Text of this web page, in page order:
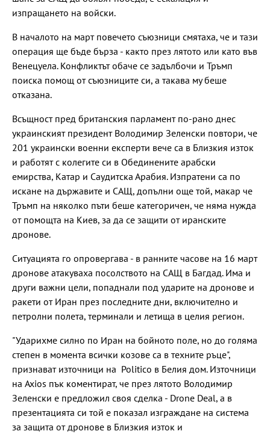
изпращането на войски.
В началото на март повечето съюзници смятаха, че и тази
операция ще бъде бърза - както през лятото или като във
Венецуела. Конфликтът обаче се задълбочи и Тръмп
поиска помощ от съюзниците си, а такава му беше
отказана.
Всъщност пред британския парламент по-рано днес
украинският президент Володимир Зеленски повтори, че
201 украински военни експерти вече са в Близкия изток
и работят с колегите си в Обединените арабски
емирства, Катар и Саудитска Арабия. Изпратени са по
искане на държавите и САЩ, допълни още той, макар че
Тръмп на няколко пъти беше категоричен, че няма нужда
от помощта на Киев, за да се защити от иранските
дронове.
Ситуацията го опровергава - в ранните часове на 16 март
дронове атакуваха посолството на САЩ в Багдад. Има и
други важни цели, попаднали под ударите на дронове и
ракети от Иран през последните дни, включително и
петролни полета, терминали и летища в целия регион.
"Ударихме силно по Иран на бойното поле, но до голяма
степен в момента всички козове са в техните ръце",
признават източници на Politico в Белия дом. Източници
на Axios пък коментират, че през лятото Володимир
Зеленски е предложил своя сделка - Drone Deal, а в
презентацията си той е показал изграждане на система
за защита от дронове в Близкия изток и